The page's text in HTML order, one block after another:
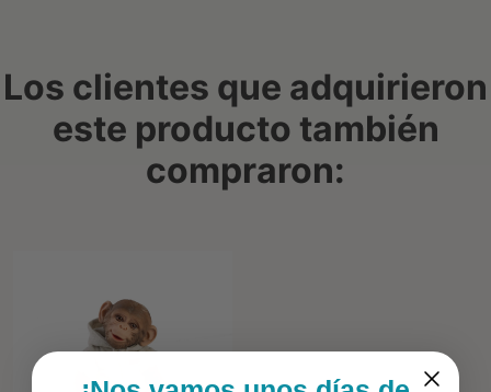
Los clientes que adquirieron
este producto también
compraron: